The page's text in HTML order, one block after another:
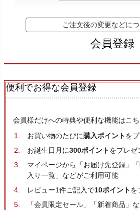
ご注文後の変更などに
会員登録
便利でお得な会員登録
会員様だけへの特典や便利な機能はこち
お買い物のたびに 購入ポイントを
お誕生日月に300ポイントをプレゼ
マイページから「お届け先登録」
入り一覧」などがご利用可能
レビュー1件ご記入で10ポイントを
「会員限定セール」「新着商品」